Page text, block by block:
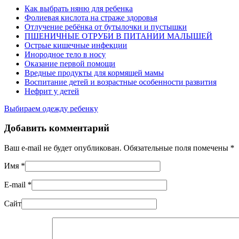
Как выбрать няню для ребенка
Фолиевая кислота на страже здоровья
Отлучение ребёнка от бутылочки и пустышки
ПШЕНИЧНЫЕ ОТРУБИ В ПИТАНИИ МАЛЫШЕЙ
Острые кишечные инфекции
Инородное тело в носу
Оказание первой помощи
Вредные продукты для кормящей мамы
Воспитание детей и возрастные особенности развития
Нефрит у детей
Выбираем одежду ребенку
Добавить комментарий
Ваш e-mail не будет опубликован. Обязательные поля помечены *
Имя *
E-mail *
Сайт